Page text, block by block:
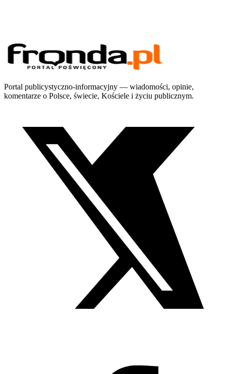
Portal publicystyczno-informacyjny — wiadomości, opinie,
komentarze o Polsce, świecie, Kościele i życiu publicznym.